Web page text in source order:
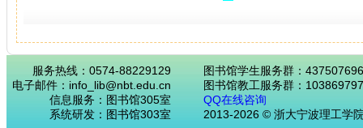
服务热线：0574-88229129
电子邮件：info_lib@nbt.edu.cn
信息服务：图书馆305室
系统研发：图书馆303室
图书馆学生服务群：437507696
图书馆教工服务群：
QQ在线咨询
2013-2026 © 浙大宁波理工学